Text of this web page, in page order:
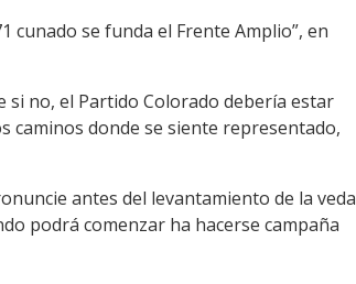
cunado se funda el Frente Amplio”, en
no, el Partido Colorado debería estar
caminos donde se siente representado,
antes del levantamiento de la veda
podrá comenzar ha hacerse campaña